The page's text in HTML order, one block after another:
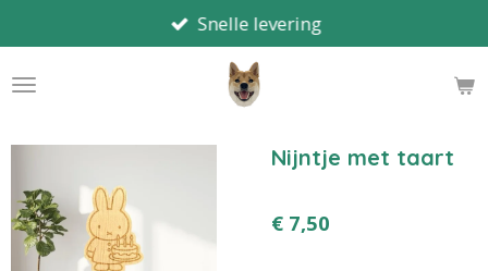
direct
naar
Snelle levering
Nijntje met taart
€ 7,50